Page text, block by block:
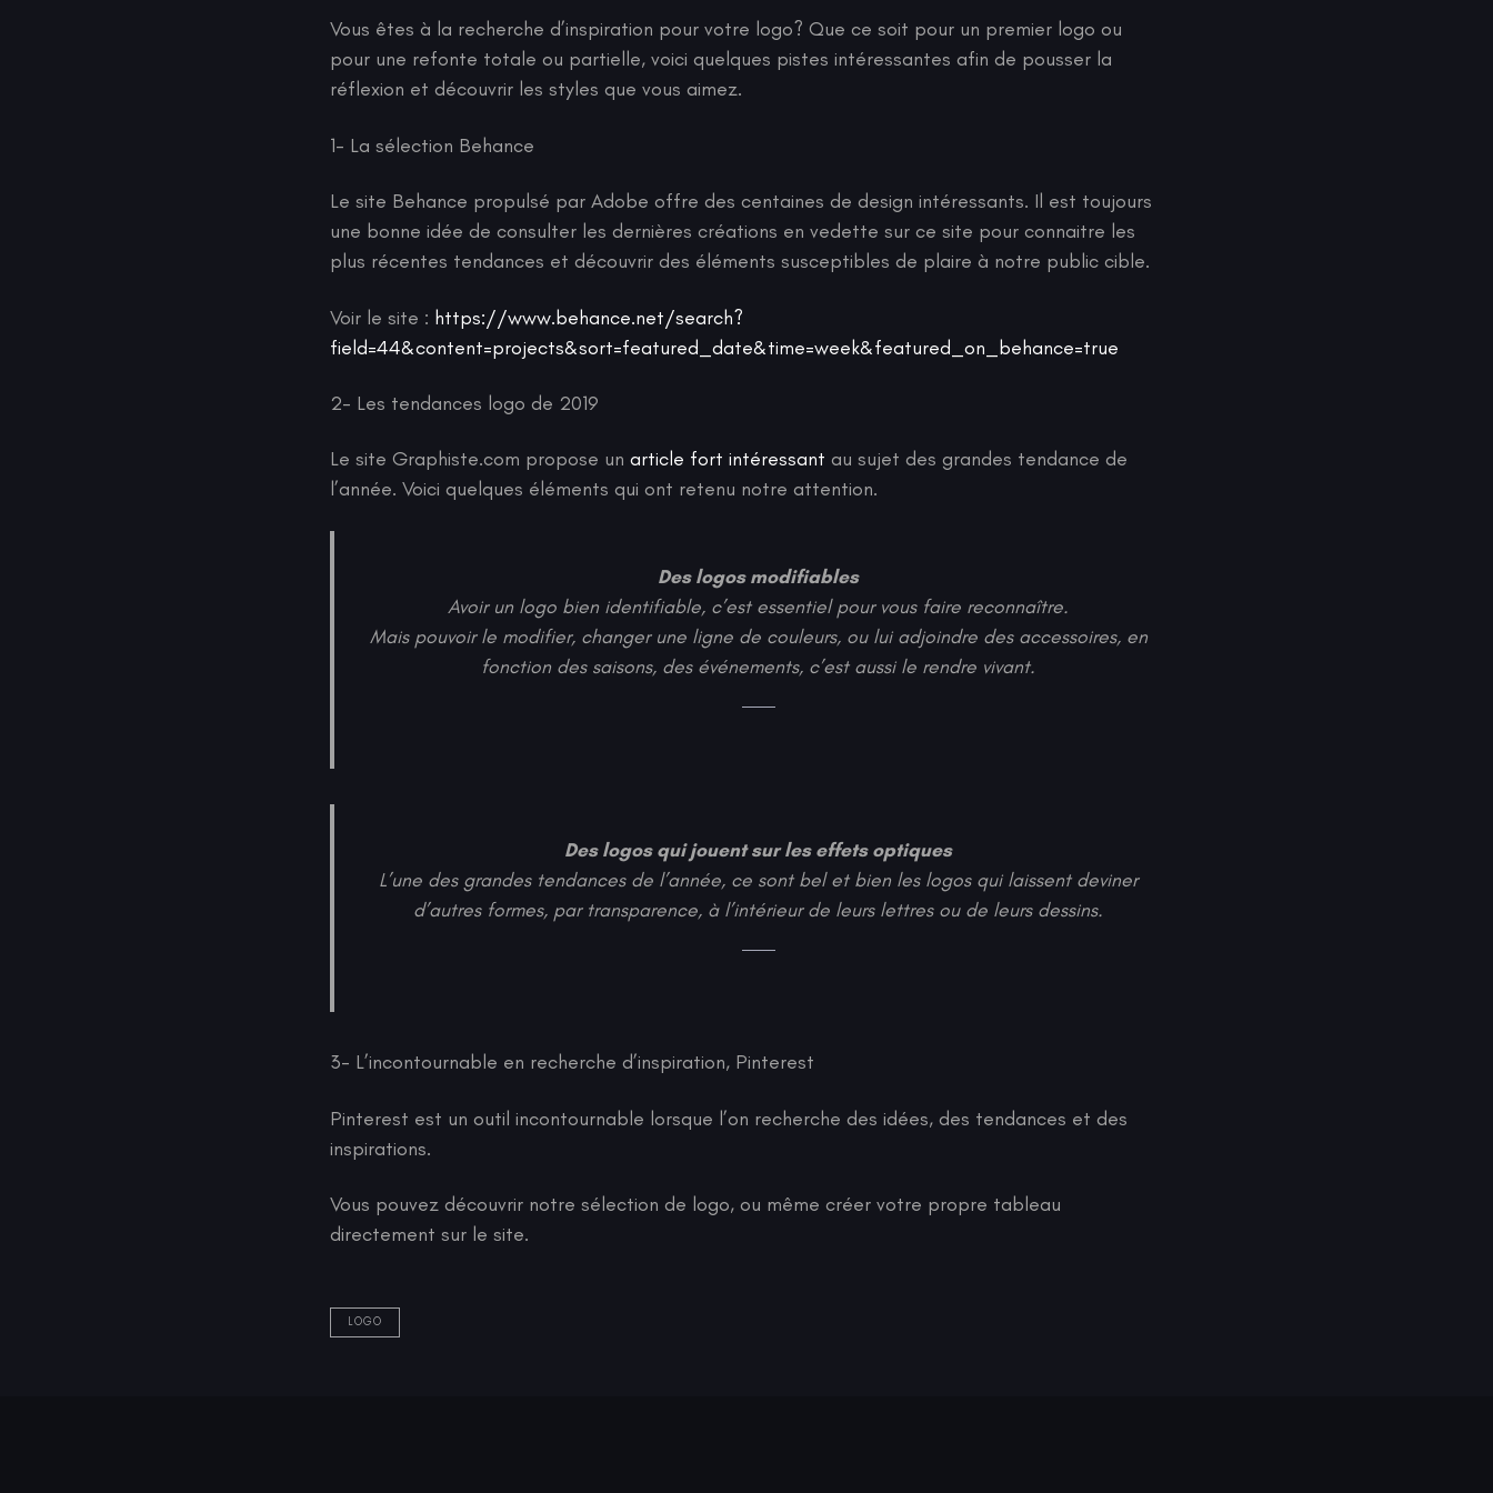
Vous êtes à la recherche d’inspiration pour votre logo? Que ce soit pour un premier logo ou
pour une refonte totale ou partielle, voici quelques pistes intéressantes afin de pousser la
réflexion et découvrir les styles que vous aimez.
1- La sélection Behance
Le site Behance propulsé par Adobe offre des centaines de design intéressants. Il est toujours
une bonne idée de consulter les dernières créations en vedette sur ce site pour connaitre les
plus récentes tendances et découvrir des éléments susceptibles de plaire à notre public cible.
Voir le site : https://www.behance.net/search?
field=44&content=projects&sort=featured_date&time=week&featured_on_behance=true
2- Les tendances logo de 2019
Le site Graphiste.com propose un article fort intéressant au sujet des grandes tendance de
l’année. Voici quelques éléments qui ont retenu notre attention.
Des logos modifiables
Avoir un logo bien identifiable, c’est essentiel pour vous faire reconnaître.
Mais pouvoir le modifier, changer une ligne de couleurs, ou lui adjoindre des accessoires, en
fonction des saisons, des événements, c’est aussi le rendre vivant.
Des logos qui jouent sur les effets optiques
L’une des grandes tendances de l’année, ce sont bel et bien les logos qui laissent deviner
d’autres formes, par transparence, à l’intérieur de leurs lettres ou de leurs dessins.
3- L’incontournable en recherche d’inspiration, Pinterest
Pinterest est un outil incontournable lorsque l’on recherche des idées, des tendances et des
inspirations.
Vous pouvez découvrir notre sélection de logo, ou même créer votre propre tableau
directement sur le site.
LOGO